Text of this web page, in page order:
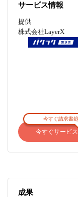
サービス情報
提供
株式会社LayerX
今すぐ請求書
今すぐサービ
成果